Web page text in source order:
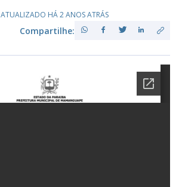
ATUALIZADO HÁ 2 ANOS ATRÁS
Compartilhe: